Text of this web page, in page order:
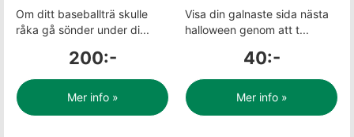
Om ditt baseballträ skulle
råka gå sönder under di...
200:-
Mer info »
Visa din galnaste sida nästa
halloween genom att t...
40:-
Mer info »